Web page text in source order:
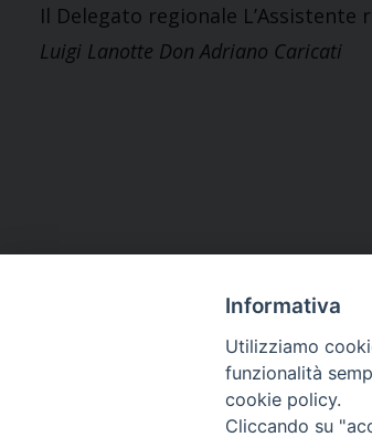
Il Delegato regionale L’Assistente
Luigi Lanotte Don Adriano Caricati
Informativa
Utilizziamo
funzionalità
cookie policy.
Cliccando su